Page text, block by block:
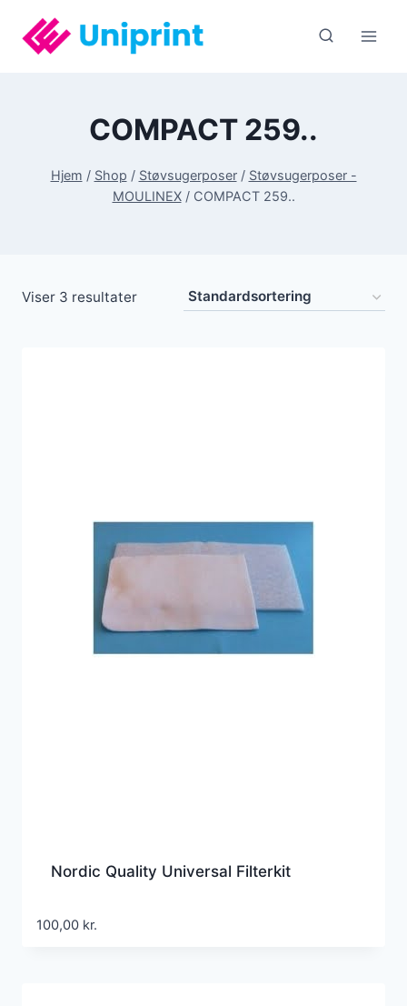
indhold
COMPACT 259..
Hjem / Shop / Støvsugerposer / Støvsugerposer -
MOULINEX / COMPACT 259..
Viser 3 resultater
Nordic Quality Universal Filterkit
100,00 kr.